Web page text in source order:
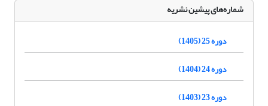
شماره‌های پیشین نشریه
دوره 25 (1405)
دوره 24 (1404)
دوره 23 (1403)